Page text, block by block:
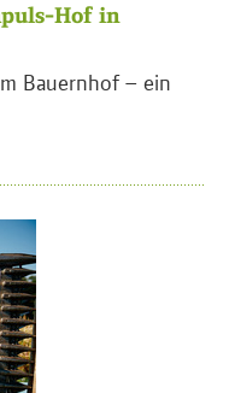
Hof in
Bauernhof – ein